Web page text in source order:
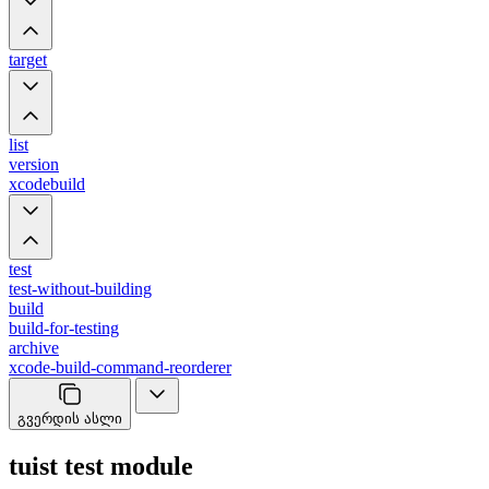
target
list
version
xcodebuild
test
test-without-building
build
build-for-testing
archive
xcode-build-command-reorderer
გვერდის ასლი
tuist test module